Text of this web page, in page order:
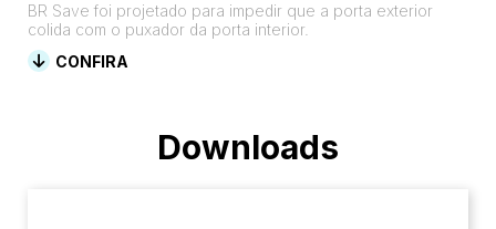
BR Save foi projetado para impedir que a porta exterior
colida com o puxador da porta interior.
CONFIRA
Downloads